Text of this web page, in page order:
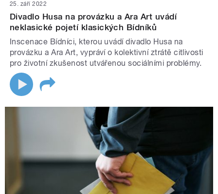
25. září 2022
Divadlo Husa na provázku a Ara Art uvádí
neklasické pojetí klasických Bídníků
Inscenace Bídníci, kterou uvádí divadlo Husa na
provázku a Ara Art, vypráví o kolektivní ztrátě citlivosti
pro životní zkušenost utvářenou sociálními problémy.